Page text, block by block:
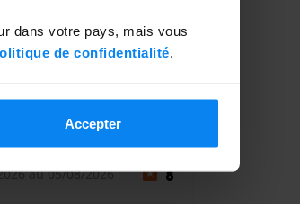
dans votre pays, mais vous
de confidentialité.
Accepter
au 05/08/2026 8